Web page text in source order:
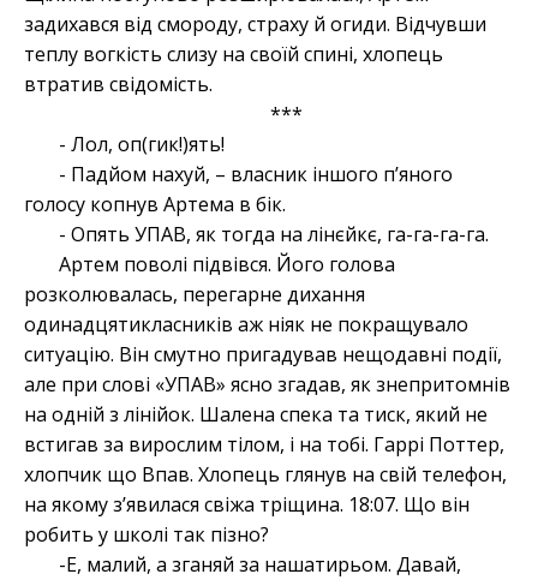
задихався від смороду, страху й огиди. Відчувши
теплу вогкість слизу на своїй спині, хлопець
втратив свідомість.
***
- Лол, оп(гик!)ять!
- Падйом нахуй, – власник іншого п’яного
голосу копнув Артема в бік.
- Опять УПАВ, як тогда на лінєйкє, га-га-га-га.
Артем поволі підвівся. Його голова
розколювалась, перегарне дихання
одинадцятикласників аж ніяк не покращувало
ситуацію. Він смутно пригадував нещодавні події,
але при слові «УПАВ» ясно згадав, як знепритомнів
на одній з лінійок. Шалена спека та тиск, який не
встигав за вирослим тілом, і на тобі. Гаррі Поттер,
хлопчик що Впав. Хлопець глянув на свій телефон,
на якому з’явилася свіжа тріщина. 18:07. Що він
робить у школі так пізно?
-Е, малий, а зганяй за нашатирьом. Давай,